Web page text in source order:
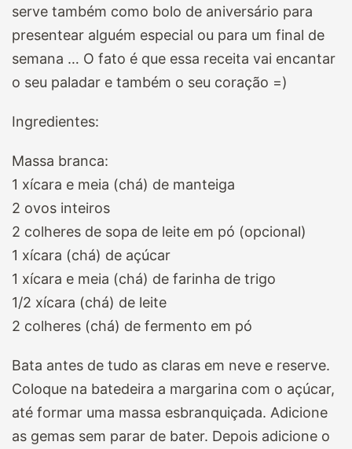
serve também como bolo de aniversário para
presentear alguém especial ou para um final de
semana … O fato é que essa receita vai encantar
o seu paladar e também o seu coração =)
Ingredientes:
Massa branca:
1 xícara e meia (chá) de manteiga
2 ovos inteiros
2 colheres de sopa de leite em pó (opcional)
1 xícara (chá) de açúcar
1 xícara e meia (chá) de farinha de trigo
1/2 xícara (chá) de leite
2 colheres (chá) de fermento em pó
Bata antes de tudo as claras em neve e reserve.
Coloque na batedeira a margarina com o açúcar,
até formar uma massa esbranquiçada. Adicione
as gemas sem parar de bater. Depois adicione o